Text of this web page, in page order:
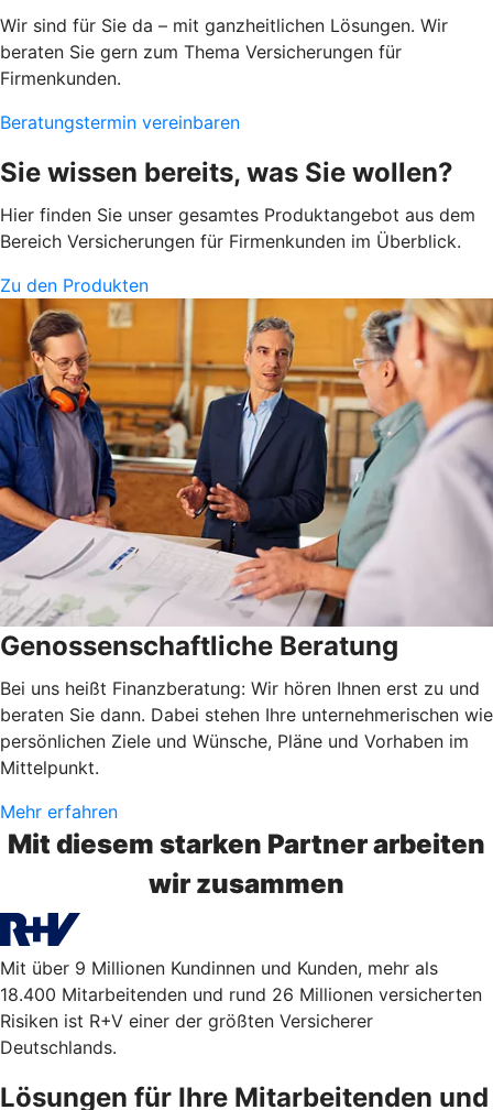
Wir sind für Sie da – mit ganzheitlichen Lösungen. Wir
beraten Sie gern zum Thema Versicherungen für
Firmenkunden.
Beratungstermin vereinbaren
Sie wissen bereits, was Sie wollen?
Hier finden Sie unser gesamtes Produktangebot aus dem
Bereich Versicherungen für Firmenkunden im Überblick.
Zu den Produkten
Genossenschaftliche Beratung
Bei uns heißt Finanzberatung: Wir hören Ihnen erst zu und
beraten Sie dann. Dabei stehen Ihre unternehmerischen wie
persönlichen Ziele und Wünsche, Pläne und Vorhaben im
Mittelpunkt.
Mehr erfahren
Mit diesem starken Partner arbeiten
wir zusammen
Mit über 9 Millionen Kundinnen und Kunden, mehr als
18.400 Mitarbeitenden und rund 26 Millionen versicherten
Risiken ist R+V einer der größten Versicherer
Deutschlands.
Lösungen für Ihre Mitarbeitenden und